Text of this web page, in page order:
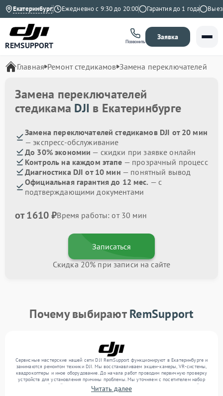
Екатеринбург
4.9 на Яндекс Ежедневно с 9:30 до 20:00 Гарантия до 1 года Выезд
REMSUPPORT Позвонить
Заявка
Главная Ремонт стедикамов Замена переключателей
Замена переключателей
стедикама DJI в Екатеринбурге
Замена переключателей стедикамов DJI от 20 мин
— экспресс-обслуживание
До 30% экономии — скидки при заявке онлайн
Контроль на каждом этапе — прозрачный процесс
Диагностика DJI от 10 мин — понятный вывод
Официальная гарантия до 12 мес. — с
подтверждающими документами
от 1610 ₽Время работы: от 30 мин
Записаться
Скидка 20% при записи на сайте
Почему выбираютRemSupport
Сервисные мастерские нашей сети DJI RemSupport функционируют в Екатеринбурге и
занимаются ремонтом техники DJI. Мы восстанавливаем экшен-камеры, VR-системы,
квадрокоптеры и иное оборудование. До начала работ проводим первичную проверку
устройств для установления причины проблемы. Мы уточняем с посетителем набор
нужных действий и их цену, лишь потом выполняем восстановление с заменой
запчастей по необходимости. В конце подтверждаем качество услуг финальной
Читать далее